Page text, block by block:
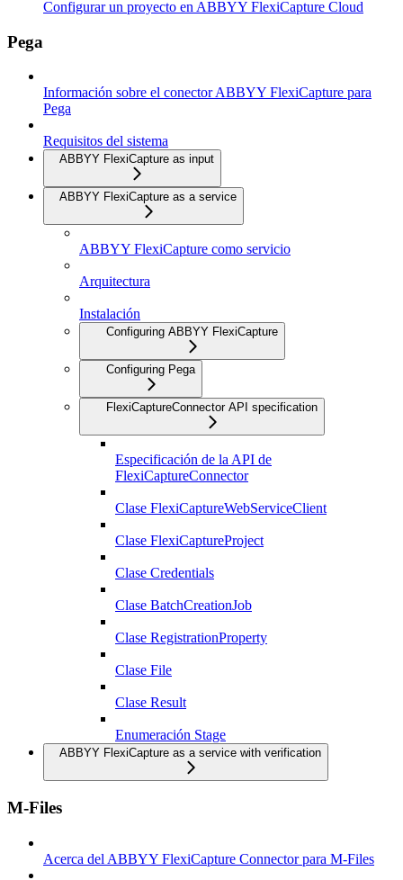
Configurar un proyecto en ABBYY FlexiCapture Cloud
Pega
Información sobre el conector ABBYY FlexiCapture para
Pega
Requisitos del sistema
ABBYY FlexiCapture as input
ABBYY FlexiCapture as a service
ABBYY FlexiCapture como servicio
Arquitectura
Instalación
Configuring ABBYY FlexiCapture
Configuring Pega
FlexiCaptureConnector API specification
Especificación de la API de
FlexiCaptureConnector
Clase FlexiCaptureWebServiceClient
Clase FlexiCaptureProject
Clase Credentials
Clase BatchCreationJob
Clase RegistrationProperty
Clase File
Clase Result
Enumeración Stage
ABBYY FlexiCapture as a service with verification
M-Files
Acerca del ABBYY FlexiCapture Connector para M-Files